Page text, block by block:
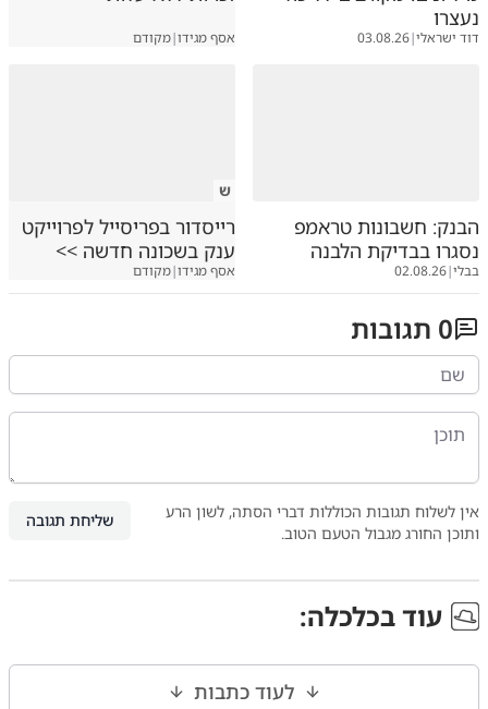
נעצרו
דוד ישראלי|
03.08.26 אסף מגידו|מקודם
הבנק: חשבונות טראמפ
נסגרו בבדיקת הלבנה
בבלי|
02.08.26
ש
רייסדור בפריסייל לפרוייקט
ענק בשכונה חדשה >>
אסף מגידו|מקודם
0 תגובות
אין לשלוח תגובות הכוללות דברי הסתה, לשון הרע
ותוכן החורג מגבול הטעם הטוב.
שליחת תגובה
עוד בכלכלה:
לעוד כתבות